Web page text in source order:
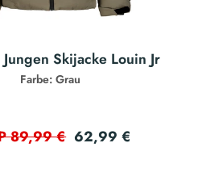
Jungen Skijacke Louin Jr
Farbe: Grau
89,99 € 62,99 €